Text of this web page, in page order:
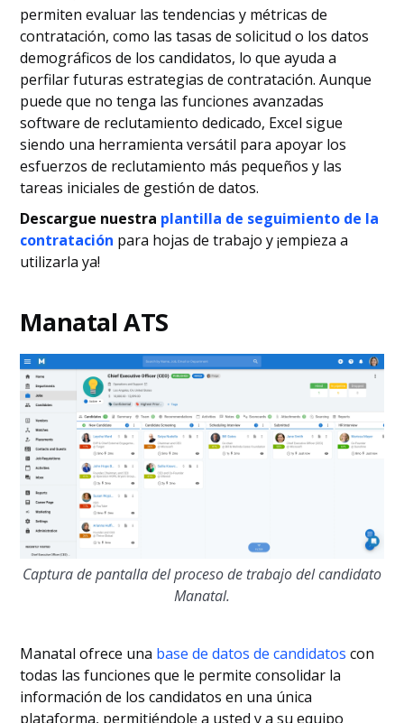
permiten evaluar las tendencias y métricas de
contratación, como las tasas de solicitud o los datos
demográficos de los candidatos, lo que ayuda a
perfilar futuras estrategias de contratación. Aunque
puede que no tenga las funciones avanzadas
software de reclutamiento dedicado, Excel sigue
siendo una herramienta versátil para apoyar los
esfuerzos de reclutamiento más pequeños y las
tareas iniciales de gestión de datos.
Descargue nuestra plantilla de seguimiento de la
contratación para hojas de trabajo y ¡empieza a
utilizarla ya!
Manatal ATS
Captura de pantalla del proceso de trabajo del candidato
Manatal.
Manatal ofrece una base de datos de candidatos con
todas las funciones que le permite consolidar la
información de los candidatos en una única
plataforma, permitiéndole a usted y a su equipo